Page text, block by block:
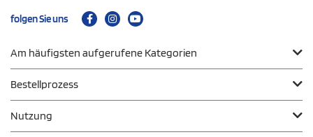
folgen Sie uns
Am häufigsten aufgerufene Kategorien
Bestellprozess
Nutzung